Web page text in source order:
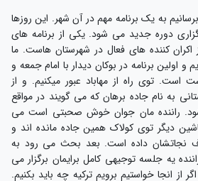
به یک برنامه مهم در آن شهر. این روزها
دوره جدید می شود. یکی از برنامه های
کننده های فعال در شهرستان هاست. ما
برنامه در بوکان دیدار با امام جمعه و
توی راه از مهاباد عبور میکنیم. و از
نام جاده برهان که می گویند در مواقع
راننده مان جوان خوش صحبتی است می
دیگر توی کولاک همین جاده مانده اند و
نجاتشان داده است. بعد بحث می رود به
یه جلسه توجیهی کامل برایمان برگزار می
انجا خواستیم برویم ترکیه چه باید بکنیم.